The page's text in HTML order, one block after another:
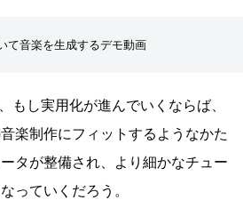
て音楽を生成するデモ動画
し実用化が進んでいくならば、
楽制作にフィットするようなかた
タが整備され、より細かなチュー
っていくだろう。